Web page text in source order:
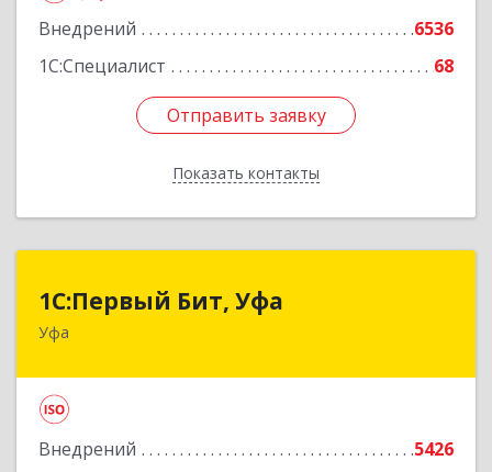
Внедрений
6536
1С:Специалист
68
Отправить заявку
Показать контакты
Подробнее
Отправить заявку
Назад
1С:Первый Бит, Уфа
Уфа
Внедрений
5426
1С:Первый Бит, Уфа